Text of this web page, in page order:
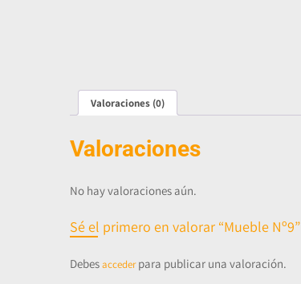
Valoraciones (0)
Valoraciones
No hay valoraciones aún.
Sé el primero en valorar “Mueble Nº9”
Debesaccederpara publicar una valoración.